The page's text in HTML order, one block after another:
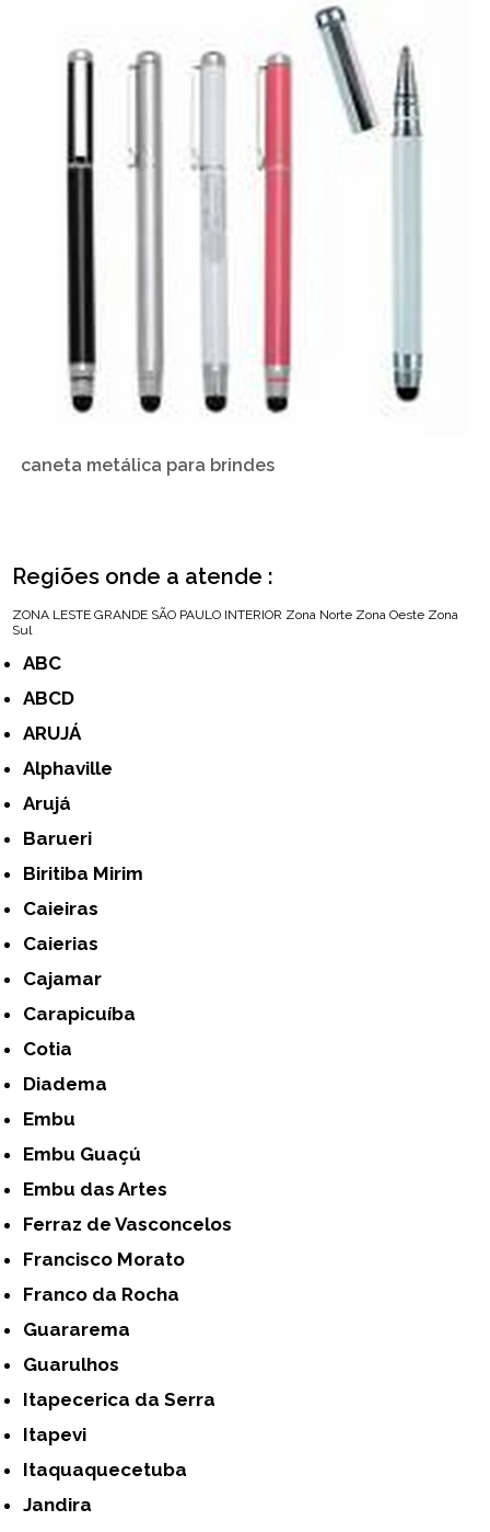
caneta metálica para brindes
Regiões onde a atende :
ZONA LESTE GRANDE SÃO PAULO INTERIOR Zona Norte Zona Oeste Zona
Sul
ABC
ABCD
ARUJÁ
Alphaville
Arujá
Barueri
Biritiba Mirim
Caieiras
Caierias
Cajamar
Carapicuíba
Cotia
Diadema
Embu
Embu Guaçú
Embu das Artes
Ferraz de Vasconcelos
Francisco Morato
Franco da Rocha
Guararema
Guarulhos
Itapecerica da Serra
Itapevi
Itaquaquecetuba
Jandira